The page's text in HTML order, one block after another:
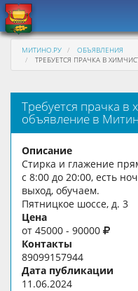
МИТИНО.РУ
ОБЪЯВЛЕНИЯ
ТРЕБУЕТСЯ ПРАЧКА В
Требуется прачка в
объявление в
Описание
Стирка и глажение
с 8:00 до 20:00, есть
выход, обучаем.
Пятницкое шоссе, д. 3
Цена
от 45000 - 90000
Контакты
89099157944
Дата публикации
11.06.2024